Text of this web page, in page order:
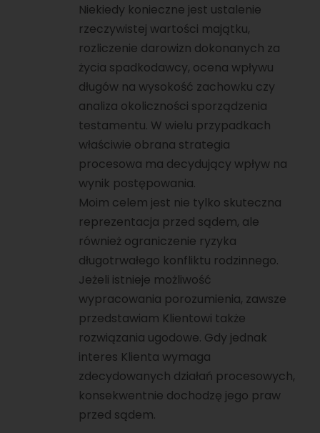
Niekiedy konieczne jest ustalenie
rzeczywistej wartości majątku,
rozliczenie darowizn dokonanych za
życia spadkodawcy, ocena wpływu
długów na wysokość zachowku czy
analiza okoliczności sporządzenia
testamentu. W wielu przypadkach
właściwie obrana strategia
procesowa ma decydujący wpływ na
wynik postępowania.
Moim celem jest nie tylko skuteczna
reprezentacja przed sądem, ale
również ograniczenie ryzyka
długotrwałego konfliktu rodzinnego.
Jeżeli istnieje możliwość
wypracowania porozumienia, zawsze
przedstawiam Klientowi także
rozwiązania ugodowe. Gdy jednak
interes Klienta wymaga
zdecydowanych działań procesowych,
konsekwentnie dochodzę jego praw
przed sądem.